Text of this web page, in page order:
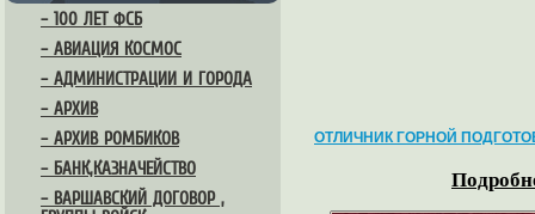
– 100 ЛЕТ ФСБ
– АВИАЦИЯ КОСМОС
– АДМИНИСТРАЦИИ И ГОРОДА
– АРХИВ
– АРХИВ РОМБИКОВ
– БАНК,КАЗНАЧЕЙСТВО
– ВАРШАВСКИЙ ДОГОВОР ,
ОТЛИЧНИК ГОРНОЙ